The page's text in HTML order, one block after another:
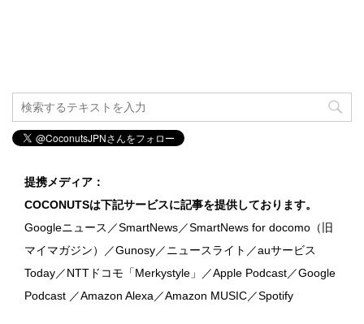
提携メディア：
COCONUTSは下記サービスに記事を提供しております。
Googleニュース／SmartNews／SmartNews for docomo（旧
マイマガジン）／Gunosy／ニュースライト／auサービス
Today／NTTドコモ「Merkystyle」／Apple Podcast／Google
Podcast ／Amazon Alexa／Amazon MUSIC／Spotify